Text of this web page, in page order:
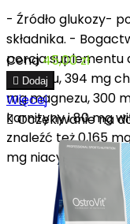
- Źródło glukozy-
składnika. -
porcja suplementu
mg sodu, 394 mg
mg magnezu, 300
karnityny i 80 mg
znaleźć też 0,165
mg niacyny...
Cena45,00 zł
 Dodaj
Więcej
Oczekiwanie na